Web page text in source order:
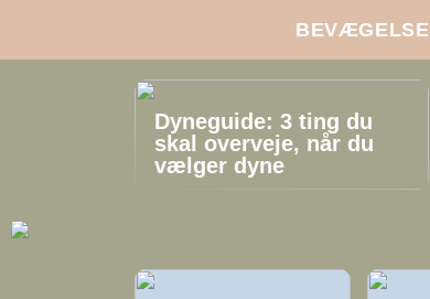
BEVÆGELSE
Dyneguide: 3 ting du
skal overveje, når du
vælger dyne